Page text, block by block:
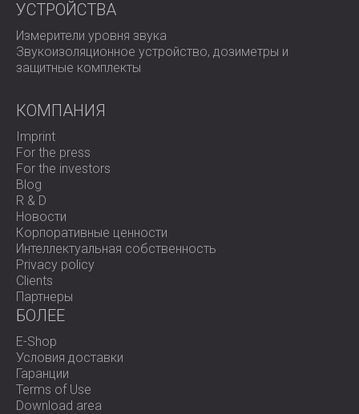
УСТРОЙСТВА
Измерители уровня звука
Звукоизоляционное устройство, дозиметры и
защитные комплекты
КОМПАНИЯ
Imprint
For the press
For the investors
Blog
R & D
Новости
Корпоративные ценности
Интеллектуальная собственность
Privacy policy
Clients
Партнеры
БОЛЕЕ
E-Shop
Условия доставки
Гаранции
Terms of Use
Download area